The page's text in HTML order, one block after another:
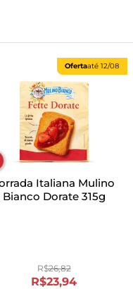
Ofertaaté12/08
Italiana Mulino
Bianco Dorate 315g
R$26,82
R$23,94